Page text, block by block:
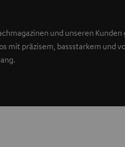
und unseren
mit präzisem, bassstarkem und